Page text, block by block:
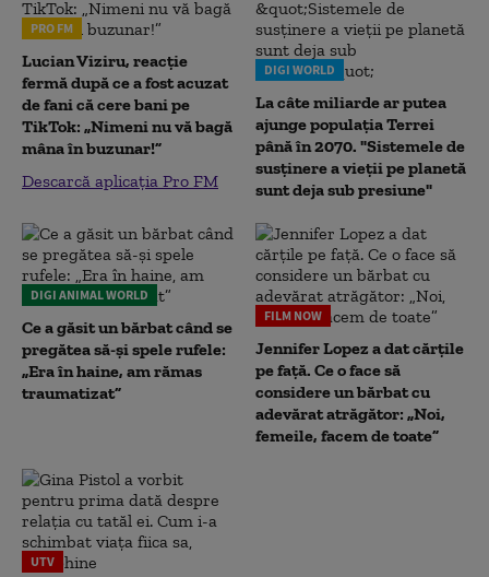
PRO FM
Lucian Viziru, reacție
fermă după ce a fost acuzat
de fani că cere bani pe
TikTok: „Nimeni nu vă bagă
mâna în buzunar!”
Descarcă aplicația Pro FM
DIGI WORLD
La câte miliarde ar putea
ajunge populația Terrei
până în 2070. "Sistemele de
susținere a vieții pe planetă
sunt deja sub presiune"
DIGI ANIMAL WORLD
Ce a găsit un bărbat când se
pregătea să-și spele rufele:
„Era în haine, am rămas
traumatizat”
FILM NOW
Jennifer Lopez a dat cărțile
pe față. Ce o face să
considere un bărbat cu
adevărat atrăgător: „Noi,
femeile, facem de toate”
UTV